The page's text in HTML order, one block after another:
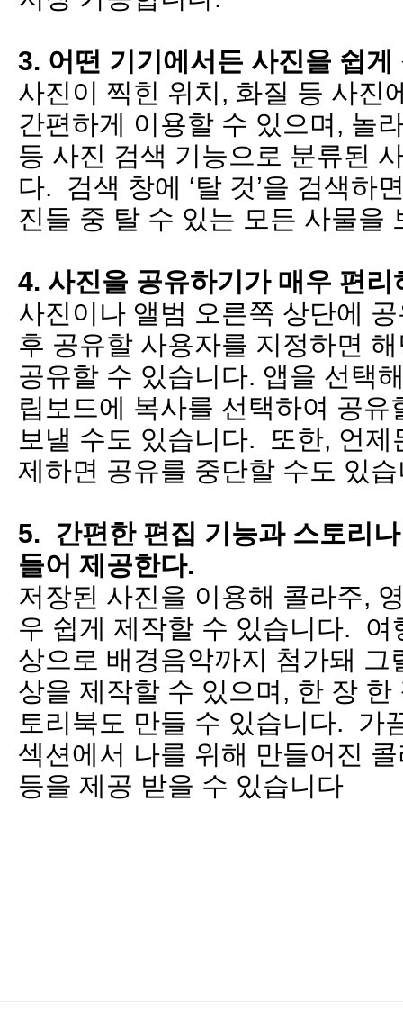
3. 어떤 기기에서든 사진을 쉽게
사진이 찍힌 위치, 화질 등 사진
간편하게 이용할 수 있으며, 놀
등 사진 검색 기능으로 분류된
다. 검색 창에 ‘탈 것’을 검색하
진들 중 탈 수 있는 모든 사물을
4. 사진을 공유하기가 매우 편리
사진이나 앨범 오른쪽 상단에
후 공유할 사용자를 지정하면
공유할 수 있습니다. 앱을 선택
립보드에 복사를 선택하여 공유
보낼 수도 있습니다. 또한, 언제
제하면 공유를 중단할 수도 있
5. 간편한 편집 기능과 스토리
들어 제공한다.
저장된 사진을 이용해 콜라주,
우 쉽게 제작할 수 있습니다. 여
상으로 배경음악까지 첨가돼 그
상을 제작할 수 있으며, 한 장
토리북도 만들 수 있습니다. 가
섹션에서 나를 위해 만들어진
등을 제공 받을 수 있습니다